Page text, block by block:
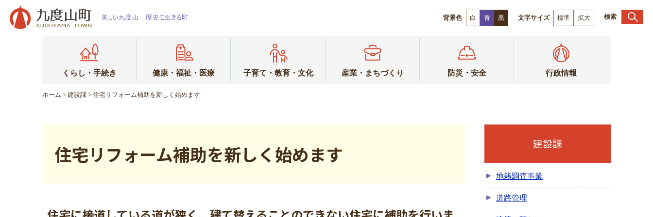
背景色 白 青 黒 文字サイズ 標準 拡大 検索
くらし・手続き 健康・福祉・医療 子育て・教育・文化 産業・まちづくり 防災・安全 行政情報
ホーム > 建設課 > 住宅リフォーム補助を新しく始めます
住宅リフォーム補助を新しく始めます 建設課
地籍調査事業
道路管理